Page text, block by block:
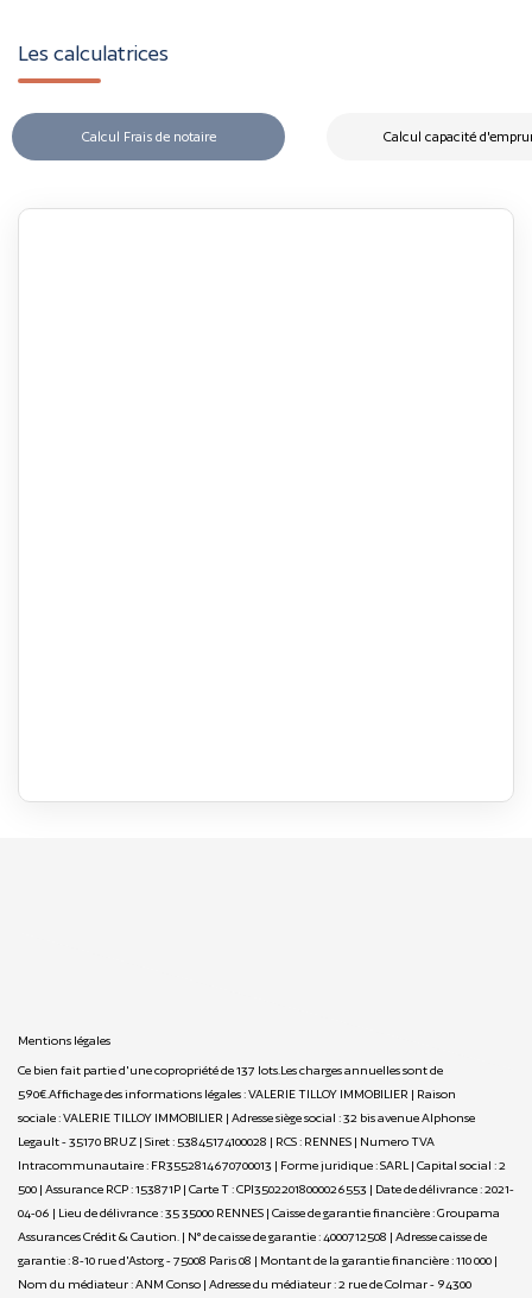
Les calculatrices
Calcul Frais de notaire Calcul capacité
Mentions légales
Ce bien fait partie d'une copropriété de 137 lots.Les charges annuelles sont de
590€.Affichage des informations légales : VALERIE TILLOY IMMOBILIER | Raison
sociale : VALERIE TILLOY IMMOBILIER | Adresse siège social : 32 bis avenue Alphonse
Legault - 35170 BRUZ | Siret : 53845174100028 | RCS : RENNES | Numero TVA
Intracommunautaire : FR3552814670700013 | Forme juridique : SARL | Capital social : 2
500 | Assurance RCP : 153871P | Carte T : CPI35022018000026553 | Date de délivrance : 2021-
04-06 | Lieu de délivrance : 35 35000 RENNES | Caisse de garantie financière : Groupama
Assurances Crédit & Caution. | N° de caisse de garantie : 4000712508 | Adresse caisse de
garantie : 8-10 rue d'Astorg - 75008 Paris 08 | Montant de la garantie financière : 110 000 |
Nom du médiateur : ANM Conso | Adresse du médiateur : 2 rue de Colmar - 94300